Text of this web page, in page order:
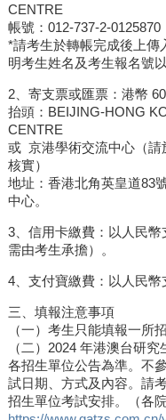
CENTRE
帳號：012-737-2-0125870
*請考生於轉帳完成後上傳
明考生姓名及考生報名號
2、寄支票或匯票：港幣
抬頭：BEIJING-HONG
CENTRE
或 京港學術交流中心（請
核實）
地址：香港北角英皇道83
中心。
3、信用卡繳費：以人民
需由考生承擔）。
4、支付寶繳費：以人民
三、填報注意事項
（一）考生只能填報一所
（二）2024 年港澳台研
各招生單位公告為準。不
試日期、方式及內容。請
招生單位考試安排。（各